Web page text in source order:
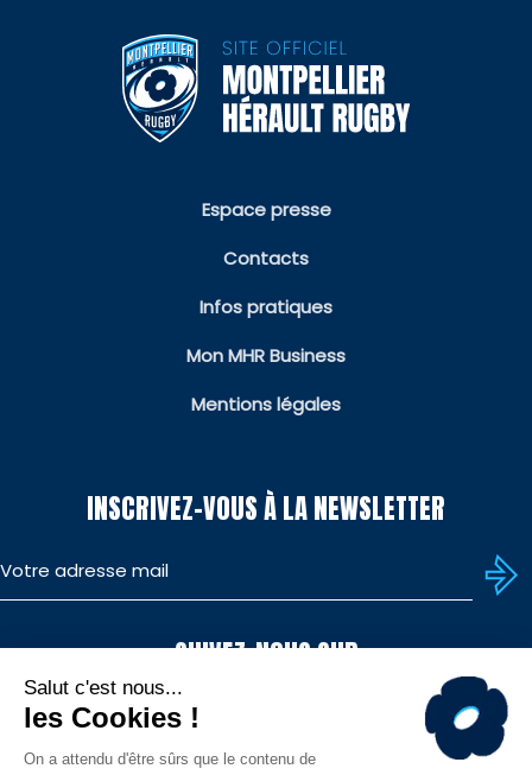
Espace presse
Contacts
Infos pratiques
Mon MHR Business
Mentions légales
INSCRIVEZ-VOUS À LA NEWSLETTER
SUIVEZ-NOUS SUR